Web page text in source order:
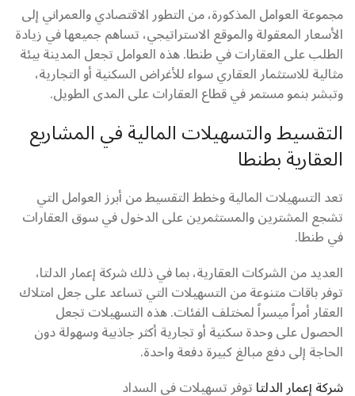
مجموعة العوامل المذكورة، من التطور الاقتصادي والعمراني إلى
الأسعار المعقولة والموقع الاستراتيجي، تساهم جميعها في زيادة
الطلب على العقارات في طنطا. هذه العوامل تجعل المدينة بيئة
مثالية للاستثمار العقاري سواء للأغراض السكنية أو التجارية،
وتبشر بنمو مستمر في قطاع العقارات على المدى الطويل.
التقسيط والتسهيلات المالية في المشاريع
العقارية بطنطا
تعد التسهيلات المالية وخطط التقسيط من أبرز العوامل التي
تشجع المشترين والمستثمرين على الدخول في سوق العقارات
في طنطا.
العديد من الشركات العقارية، بما في ذلك شركة إعمار الدلتا،
توفر باقات متنوعة من التسهيلات التي تساعد على جعل امتلاك
العقار أمراً ميسراً لمختلف الفئات. هذه التسهيلات تجعل
الحصول على وحدة سكنية أو تجارية أكثر جاذبية وسهولة دون
الحاجة إلى دفع مبالغ كبيرة دفعة واحدة.
شركة إعمار الدلتاتوفر تسهيلات في السداد